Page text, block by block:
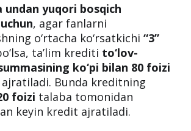
undan yuqori bosqich
, agar fanlarni
o‘rtacha ko‘rsatkichi “3”
ta’lim krediti to‘lov-
ko‘pi bilan 80 foizi
Bunda kreditning
foizi talaba tomonidan
keyin kredit ajratiladi.